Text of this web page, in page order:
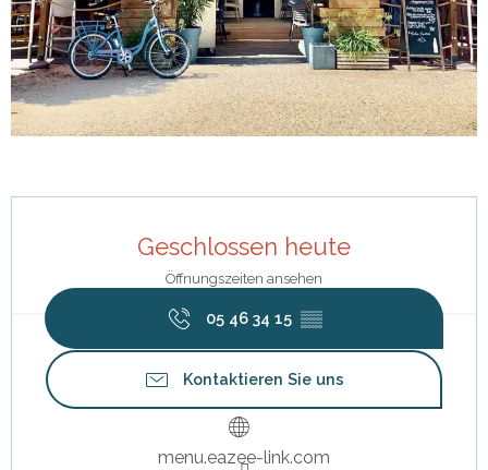
Geschlossen heute
Öffnungszeiten ansehen
05 46 34 15 ▒▒
Kontaktieren Sie uns
menu.eazee-link.com